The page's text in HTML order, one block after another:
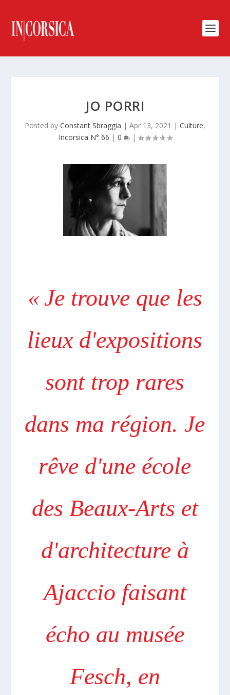
JO PORRI
Posted by Constant Sbraggia | Apr 13, 2021 | Culture,
Incorsica N° 66 | 0 |
« Je trouve que les
lieux d'expositions
sont trop rares
dans ma région. Je
rêve d'une école
des Beaux-Arts et
d'architecture à
Ajaccio faisant
écho au musée
Fesch, en